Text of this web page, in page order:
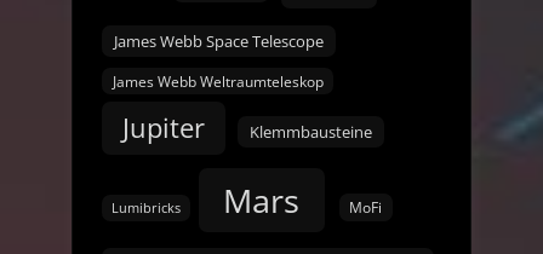
James Webb Space Telescope
James Webb Weltraumteleskop
Jupiter Klemmbausteine
Lumibricks Mars MoFi